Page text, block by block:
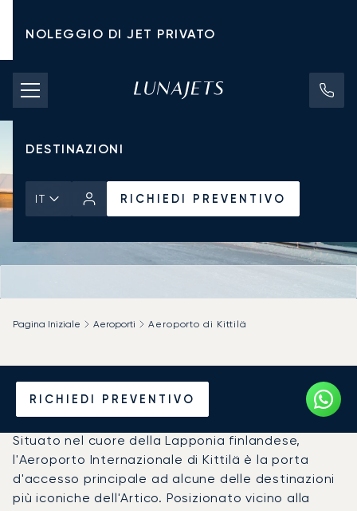
NOLEGGIO DI JET PRIVATO
TARIFFE DI NOLEGGIO
JET PRIVATI
DESTINAZIONI
IT RICHIEDI PREVENTIVO
RICHIEDI PREVENTIVO
Pagina Iniziale Aeroporti Aeroporto di Kittilä
Noleggio jet privato per
l'Aeroporto di Kittilä (KTT)
Situato nel cuore della Lapponia finlandese,
l'Aeroporto Internazionale di Kittilä è la porta
d'accesso principale ad alcune delle destinazioni
più iconiche dell'Artico. Posizionato vicino alla